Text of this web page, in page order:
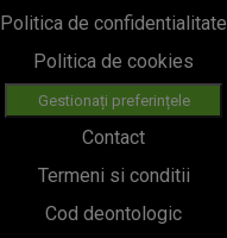
Politica de confidentialitate
Politica de cookies
Gestionați preferințele
Contact
Termeni si conditii
Cod deontologic